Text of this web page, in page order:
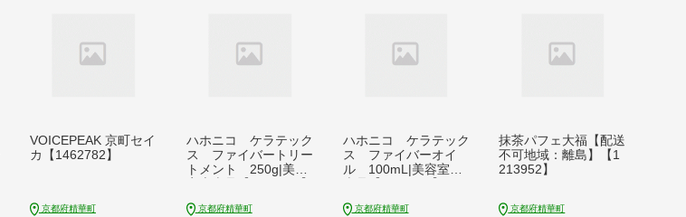
VOICEPEAK 京町セイ
カ【1462782】
京都府精華町
ハホニコ ケラテック
ス ファイバートリー
トメント 250g|美容
京都府精華町
ハホニコ ケラテック
ス ファイバーオイ
ル 100mL|美容室専
京都府精華町
抹茶パフェ大福【配送
不可地域：離島】【1
213952】
京都府精華町